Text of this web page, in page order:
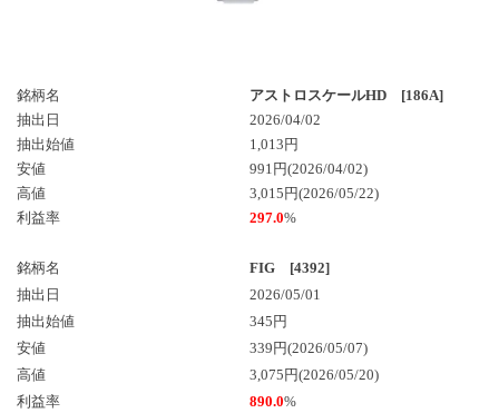
銘柄名
アストロスケールHD [186A]
抽出日
2026/04/02
抽出始値
1,013円
安値
991円(2026/04/02)
高値
3,015円(2026/05/22)
利益率
297.0%
銘柄名
FIG [4392]
抽出日
2026/05/01
抽出始値
345円
安値
339円(2026/05/07)
高値
3,075円(2026/05/20)
利益率
890.0%